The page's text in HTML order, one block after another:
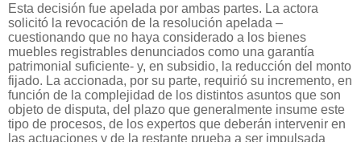
Esta decisión fue apelada por ambas partes. La actora
solicitó la revocación de la resolución apelada –
cuestionando que no haya considerado a los bienes
muebles registrables denunciados como una garantía
patrimonial suficiente- y, en subsidio, la reducción del monto
fijado. La accionada, por su parte, requirió su incremento, en
función de la complejidad de los distintos asuntos que son
objeto de disputa, del plazo que generalmente insume este
tipo de procesos, de los expertos que deberán intervenir en
las actuaciones y de la restante prueba a ser impulsada